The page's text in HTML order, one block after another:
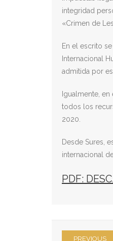
integridad
«Crimen de
En el escrito
Internacional
admitida por
Igualmente,
todos los
2020.
Desde Sures,
internacional
PDF:
PREVIOUS